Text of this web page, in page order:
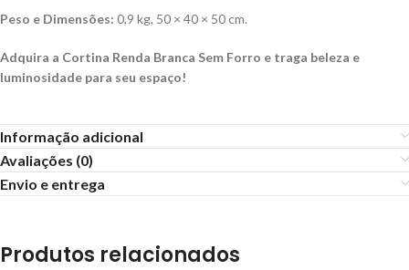
Peso e Dimensões: 0,9 kg, 50 × 40 × 50 cm.
Adquira a Cortina Renda Branca Sem Forro e traga beleza e
luminosidade para seu espaço!
Informação adicional
Avaliações (0)
Envio e entrega
Produtos relacionados